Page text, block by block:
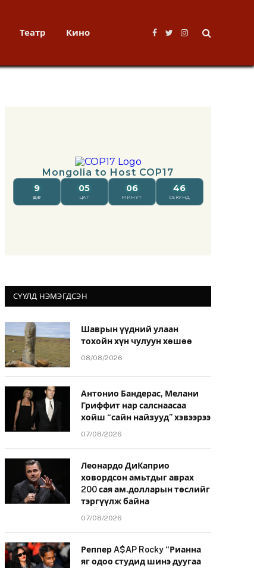
Театр Кино
Facebook
TwitterInstagram
СҮҮЛД НЭМЭГДСЭН
Шаврын үүдний улаан
тохойн хүн чулуун хөшөө
08/08/2026
Антонио Бандерас, Мелани
Гриффит нар салснаасаа
хойш “сайн найзууд” хэвээрээ
07/08/2026
Леонардо ДиКаприо
ховордсон амьтдыг аврах
200 сая ам.долларын төслийг
тэргүүлж байна
07/08/2026
Реппер A$AP Rocky “Рианна
яг одоо студид шинэ дуугаа